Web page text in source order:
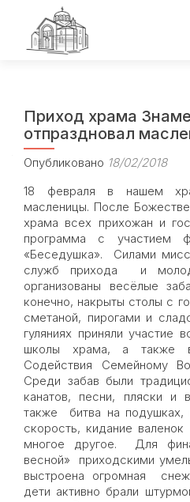
Приход храма
отпраздновал
Опубликовано 18/02/2018
18 февраля в нашем
масленицы. После
храма всех прихожан и
программа с участием
«Беседушка». Силами
служб прихода и
организованы весёлые
конечно, накрыты столы с
сметаной, пирогами и
гуляниях приняли участие
школы храма, а также
Содействия Семейному
Среди забав были
канатов, песни, пляски и
также битва на подушках,
скорость, кидание
многое другое. Для
весной» приходскими
выстроена огромная
дети активно брали